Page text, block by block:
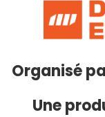
Organisé
Une